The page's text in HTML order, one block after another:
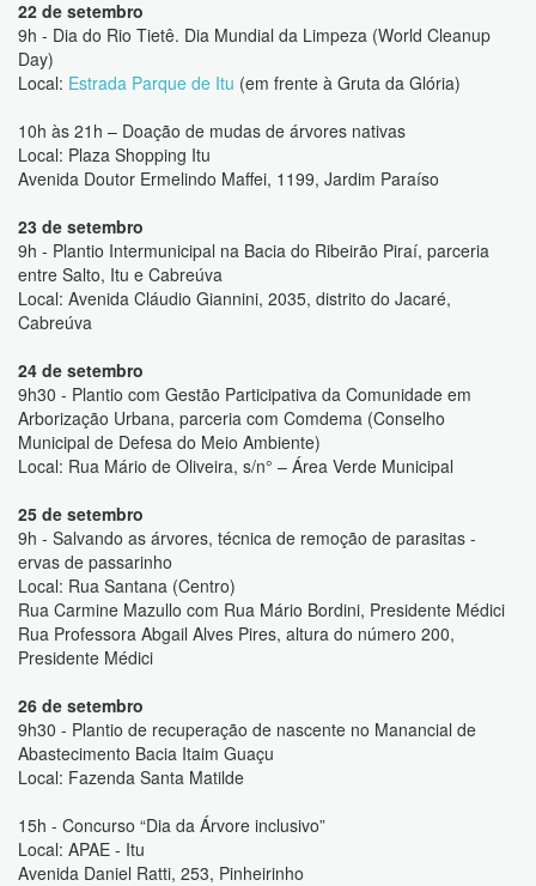
22 de setembro
9h - Dia do Rio Tietê. Dia Mundial da Limpeza (World Cleanup
Day)
Local: Estrada Parque de Itu (em frente à Gruta da Glória)
10h às 21h – Doação de mudas de árvores nativas
Local: Plaza Shopping Itu
Avenida Doutor Ermelindo Maffei, 1199, Jardim Paraíso
23 de setembro
9h - Plantio Intermunicipal na Bacia do Ribeirão Piraí, parceria
entre Salto, Itu e Cabreúva
Local: Avenida Cláudio Giannini, 2035, distrito do Jacaré,
Cabreúva
24 de setembro
9h30 - Plantio com Gestão Participativa da Comunidade em
Arborização Urbana, parceria com Comdema (Conselho
Municipal de Defesa do Meio Ambiente)
Local: Rua Mário de Oliveira, s/n° – Área Verde Municipal
25 de setembro
9h - Salvando as árvores, técnica de remoção de parasitas -
ervas de passarinho
Local: Rua Santana (Centro)
Rua Carmine Mazullo com Rua Mário Bordini, Presidente Médici
Rua Professora Abgail Alves Pires, altura do número 200,
Presidente Médici
26 de setembro
9h30 - Plantio de recuperação de nascente no Manancial de
Abastecimento Bacia Itaim Guaçu
Local: Fazenda Santa Matilde
15h - Concurso “Dia da Árvore inclusivo”
Local: APAE - Itu
Avenida Daniel Ratti, 253, Pinheirinho